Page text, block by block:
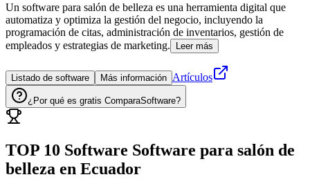
Un software para salón de belleza es una herramienta digital que
automatiza y optimiza la gestión del negocio, incluyendo la
programación de citas, administración de inventarios, gestión de
empleados y estrategias de marketing.
Leer más
Listado de software Más información Artículos
¿Por qué es gratis ComparaSoftware?
TOP 10 Software Software para salón de
belleza en Ecuador